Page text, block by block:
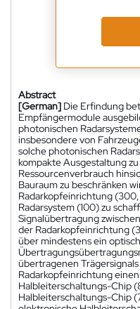
Abstract
[German] Die Erfindung
Empfängermodule
photonischen
insbesondere von
solche photonischen
kompakte Ausgestaltung
Ressourcenverbrauch
Bauraum zu beschränken
Radarkopfeinrichtung
Radarsystem (100) zu
Signalübertragung
der Radarkopfeinrichtung
über mindestens ein
übertragenen
Radarkopfeinrichtung
Halbleiterschaltungs-Chip
Halbleiterschaltungs-Chip